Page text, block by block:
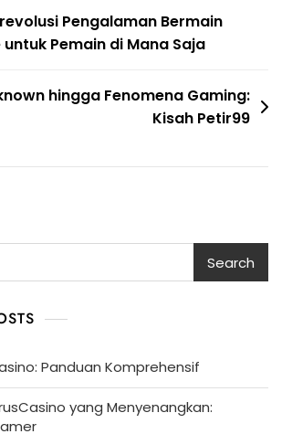
Pengalaman Bermain
untuk Pemain di Mana Saja
hingga Fenomena Gaming:
Kisah Petir99
Search
Panduan Komprehensif
yang Menyenangkan: